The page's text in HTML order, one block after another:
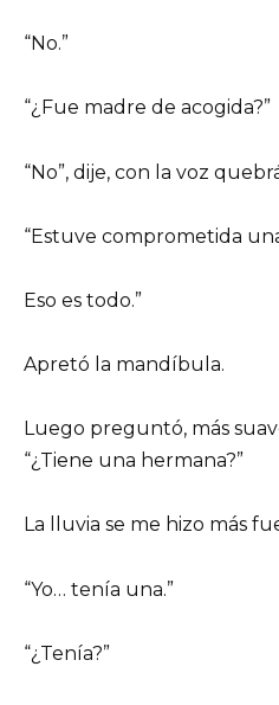
“No.”
“¿Fue madre de acogida?”
“No”, dije, con la voz
“Estuve comprometida
Eso es todo.”
Apretó la mandíbula.
Luego preguntó, más
“¿Tiene una hermana?”
La lluvia se me hizo más
“Yo… tenía una.”
“¿Tenía?”